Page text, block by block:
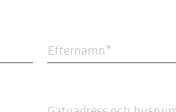
Efternamn